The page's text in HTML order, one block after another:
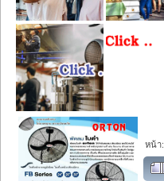
หน้า: